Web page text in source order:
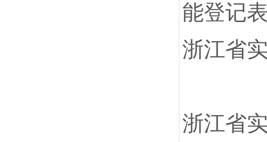
能登记
浙江省
浙江省